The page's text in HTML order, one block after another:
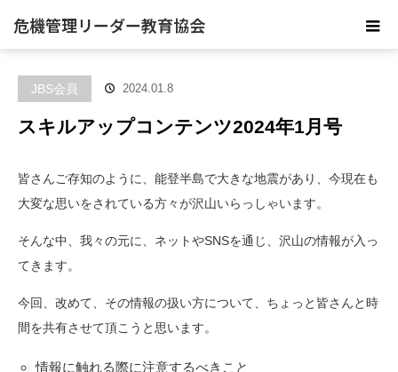
危機管理リーダー教育協会
JBS会員 2024.01.8
スキルアップコンテンツ2024年1月号
皆さんご存知のように、能登半島で大きな地震があり、今現在も
大変な思いをされている方々が沢山いらっしゃいます。
そんな中、我々の元に、ネットやSNSを通じ、沢山の情報が入っ
てきます。
今回、改めて、その情報の扱い方について、ちょっと皆さんと時
間を共有させて頂こうと思います。
情報に触れる際に注意するべきこと